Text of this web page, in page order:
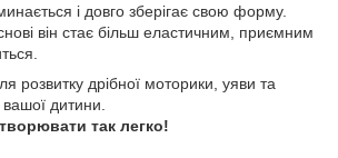
і довго зберігає свою форму.
він стає більш еластичним, приємним
розвитку дрібної моторики, уяви та
дитини.
так легко!